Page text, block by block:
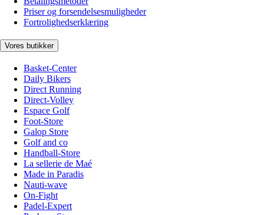
Priser og forsendelsesmuligheder
Fortrolighedserklæring
Vores butikker
Basket-Center
Daily Bikers
Direct Running
Direct-Volley
Espace Golf
Foot-Store
Galop Store
Golf and co
Handball-Store
La sellerie de Maé
Made in Paradis
Nauti-wave
On-Fight
Padel-Expert